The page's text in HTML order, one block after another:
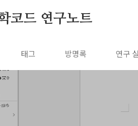
코드 연구노트
태그 방명록 연구